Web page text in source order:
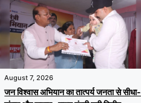
August 7, 2026
जन विश्वास अभियान का तात्पर्य जनता से सीधा-